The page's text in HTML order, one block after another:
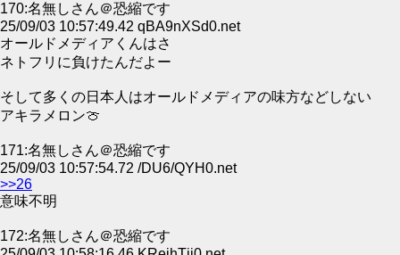
170:名無しさん＠恐縮です
25/09/03 10:57:49.42 qBA9nXSd0.net
オールドメディアくんはさ
ネトフリに負けたんだよー
そして多くの日本人はオールドメディアの味方などしない
アキラメロン🍈
171:名無しさん＠恐縮です
25/09/03 10:57:54.72 /DU6/QYH0.net
>>26
意味不明
172:名無しさん＠恐縮です